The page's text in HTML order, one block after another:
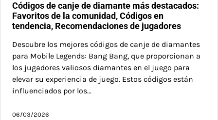
Códigos de canje de diamante más destacados:
Favoritos de la comunidad, Códigos en
tendencia, Recomendaciones de jugadores
Descubre los mejores códigos de canje de diamantes
para Mobile Legends: Bang Bang, que proporcionan a
los jugadores valiosos diamantes en el juego para
elevar su experiencia de juego. Estos códigos están
influenciados por los…
06/03/2026